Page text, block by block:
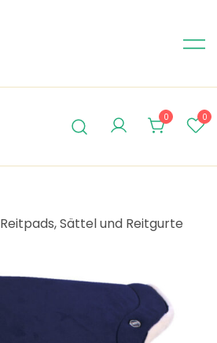
0 0
Reitpads, Sättel und Reitgurte